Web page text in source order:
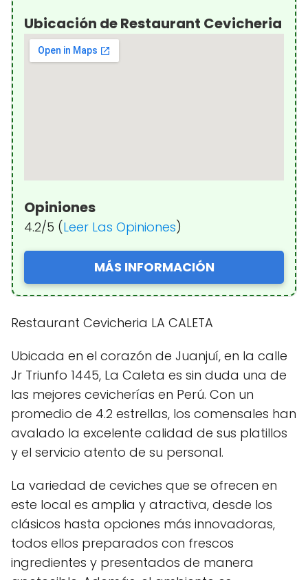
Ubicación de Restaurant Cevicheria
Opiniones
4.2/5 (Leer Las Opiniones)
MÁS INFORMACIÓN
Restaurant Cevicheria LA CALETA
Ubicada en el corazón de Juanjuí, en la calle
Jr Triunfo 1445, La Caleta es sin duda una de
las mejores cevicherías en Perú. Con un
promedio de 4.2 estrellas, los comensales han
avalado la excelente calidad de sus platillos
y el servicio atento de su personal.
La variedad de ceviches que se ofrecen en
este local es amplia y atractiva, desde los
clásicos hasta opciones más innovadoras,
todos ellos preparados con frescos
ingredientes y presentados de manera